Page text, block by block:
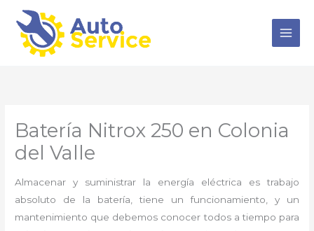
contenido
Batería Nitrox 250 en Colonia
del Valle
Almacenar y suministrar la energía eléctrica es trabajo
absoluto de la batería, tiene un funcionamiento, y un
mantenimiento que debemos conocer todos a tiempo para